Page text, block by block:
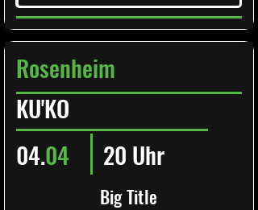
Rosenheim
KU'KO
Big Title
04.04 20 Uhr